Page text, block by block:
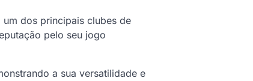
dos principais clubes de
pelo seu jogo
a sua versatilidade e